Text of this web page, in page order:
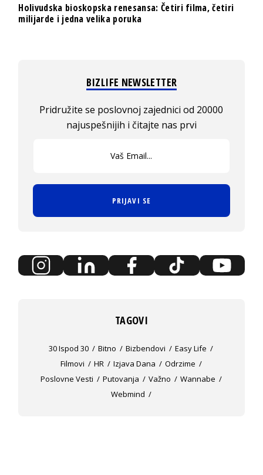
Holivudska bioskopska renesansa: Četiri filma, četiri
milijarde i jedna velika poruka
BIZLIFE NEWSLETTER
Pridružite se poslovnoj zajednici od 20000
najuspešnijih i čitajte nas prvi
PRIJAVI SE
TAGOVI
30 Ispod 30 Bitno Bizbendovi
Easy Life
Filmovi
HR Izjava Dana
Odrzime
Poslovne Vesti
Putovanja Važno
Wannabe
Webmind